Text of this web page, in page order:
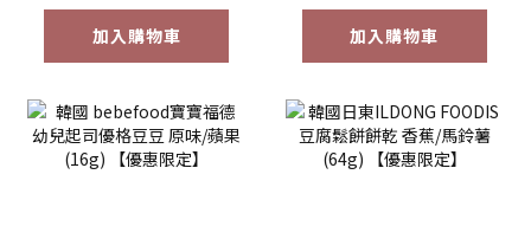
加入購物車 加入購物車